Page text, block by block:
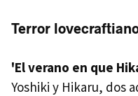
Terror
'El verano en que
Yoshiki y Hikaru, dos